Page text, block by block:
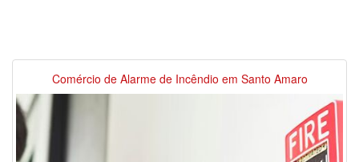
Comércio de Alarme de Incêndio em Santo Amaro